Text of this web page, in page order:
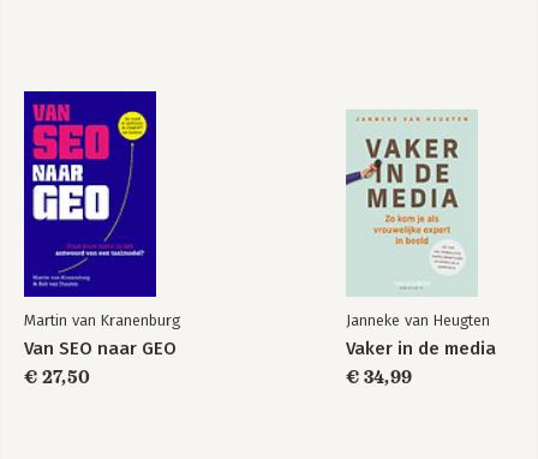
Martin van Kranenburg
Van SEO naar GEO
€ 27,50
Janneke van Heugten
Vaker in de media
€ 34,99